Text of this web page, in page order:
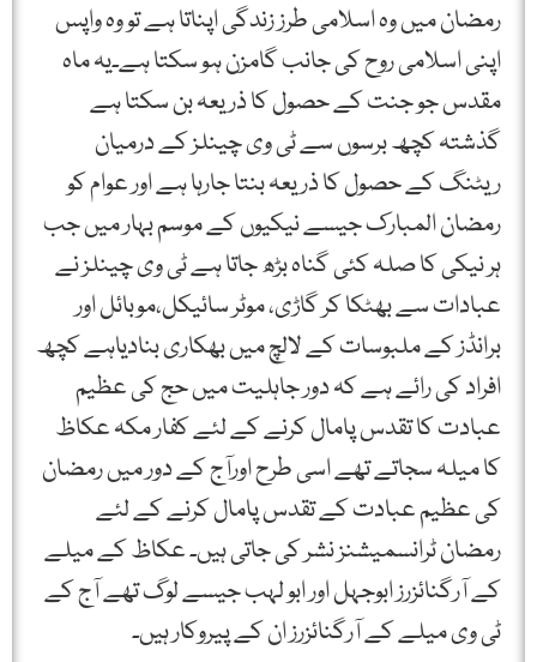
رمضان میں وہ اسلامی طرز زندگی اپناتا ہے تو وہ واپس
اپنی اسلامی روح کی جانب گامزن ہو سکتا ہے۔یہ ماہ
مقدس جو جنت کے حصول کا ذریعہ بن سکتا ہے
گذشتہ کچھ برسوں سے ٹی وی چینلز کے درمیان
ریٹنگ کے حصول کا ذریعہ بنتا جارہا ہے اور عوام کو
رمضان المبارک جیسے نیکیوں کے موسم بہار میں جب
ہر نیکی کا صلہ کئی گناہ بڑھ جاتا ہے ٹی وی چینلز نے
عبادات سے بھٹکا کر گاڑی، موٹر سائیکل،موبائل اور
برانڈز کے ملبوسات کے لالچ میں بھکاری بنادیاہے کچھ
افراد کی رائے ہے کہ دور جاہلیت میں حج کی عظیم
عبادت کا تقدس پامال کرنے کے لئے کفار مکہ عکاظ
کا میلہ سجاتے تھے اسی طرح اورآج کے دور میں رمضان
کی عظیم عبادت کے تقدس پامال کرنے کے لئے
رمضان ٹرانسمیشنز نشر کی جاتی ہیں۔ عکاظ کے میلے
کے آرگنائزرز ابوجہل اور ابو لہب جیسے لوگ تھے آج کے
ٹی وی میلے کے آرگنائزرز ان کے پیروکار ہیں۔